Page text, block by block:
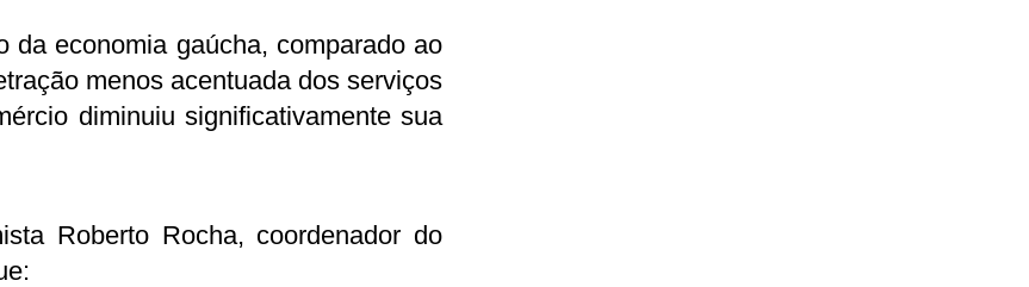
da economia gaúcha, comparado ao
menos acentuada dos serviços
diminuiu significativamente sua
Roberto Rocha, coordenador do